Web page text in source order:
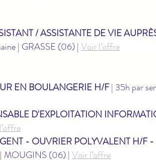
/ ASSISTANTE DE VIE
| GRASSE (06) | Voir l’offre
EN BOULANGERIE H/F | 35h par
D'EXPLOITATION
- OUVRIER POLYVALENT H/F
MOUGINS (06) | Voir l’offre